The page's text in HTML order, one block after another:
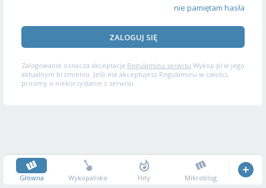
nie pamiętam hasła
ZALOGUJ SIĘ
Zalogowanie oznacza akceptację Regulaminu serwisu Wykop.pl w jego
aktualnym brzmieniu. Jeśli nie akceptujesz Regulaminu w całości,
prosimy o niekorzystanie z serwisu.
Główna Wykopalisko Hity Mikroblog